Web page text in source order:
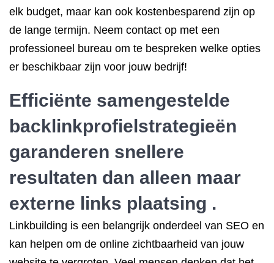
elk budget, maar kan ook kostenbesparend zijn op
de lange termijn. Neem contact op met een
professioneel bureau om te bespreken welke opties
er beschikbaar zijn voor jouw bedrijf!
Efficiënte samengestelde
backlinkprofielstrategieën
garanderen snellere
resultaten dan alleen maar
externe links plaatsing .
Linkbuilding is een belangrijk onderdeel van SEO en
kan helpen om de online zichtbaarheid van jouw